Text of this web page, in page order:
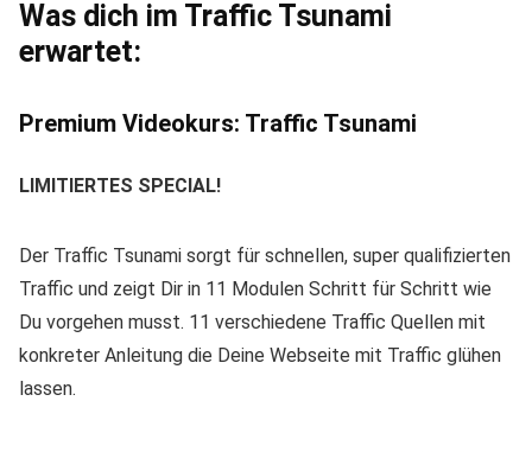
Was dich im Traffic Tsunami
erwartet:
Premium Videokurs: Traffic Tsunami
LIMITIERTES SPECIAL!
Der Traffic Tsunami sorgt für schnellen, super qualifizierten
Traffic und zeigt Dir in 11 Modulen Schritt für Schritt wie
Du vorgehen musst. 11 verschiedene Traffic Quellen mit
konkreter Anleitung die Deine Webseite mit Traffic glühen
lassen.